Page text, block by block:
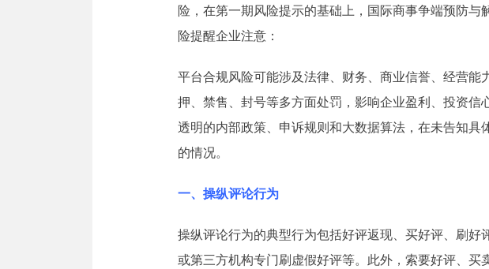
险，在第一期风险提示的基础上，国际商事争端预防
险提醒企业注意：
平台合规风险可能涉及法律、财务、商业信誉、经营
押、禁售、封号等多方面处罚，影响企业盈利、投资
透明的内部政策、申诉规则和大数据算法，在未告知
的情况。
一、操纵评论行为
操纵评论行为的典型行为包括好评返现、买好评、刷好
或第三方机构专门刷虚假好评等。此外，索要好评、